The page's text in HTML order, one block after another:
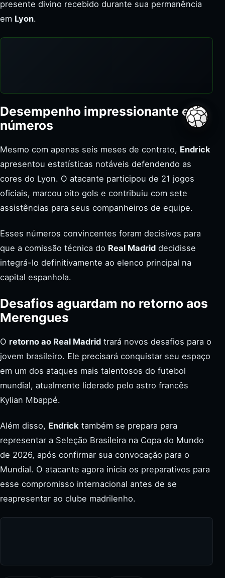
presente divino recebido durante sua permanência
em Lyon.
Desempenho impressionante em
números
Mesmo com apenas seis meses de contrato, Endrick
apresentou estatísticas notáveis defendendo as
cores do Lyon. O atacante participou de 21 jogos
oficiais, marcou oito gols e contribuiu com sete
assistências para seus companheiros de equipe.
Esses números convincentes foram decisivos para
que a comissão técnica do Real Madrid decidisse
integrá-lo definitivamente ao elenco principal na
capital espanhola.
Desafios aguardam no retorno aos
Merengues
O retorno ao Real Madrid trará novos desafios para o
jovem brasileiro. Ele precisará conquistar seu espaço
em um dos ataques mais talentosos do futebol
mundial, atualmente liderado pelo astro francês
Kylian Mbappé.
Além disso, Endrick também se prepara para
representar a Seleção Brasileira na Copa do Mundo
de 2026, após confirmar sua convocação para o
Mundial. O atacante agora inicia os preparativos para
esse compromisso internacional antes de se
reapresentar ao clube madrilenho.